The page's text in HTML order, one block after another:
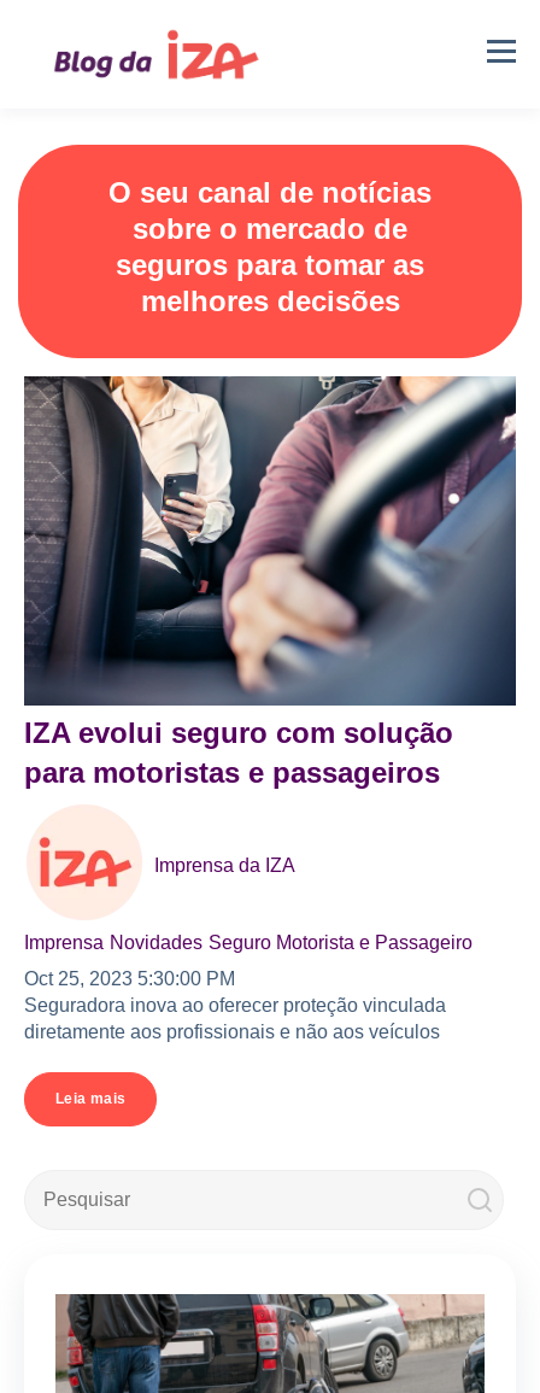
O seu canal de notícias
sobre o mercado de
seguros para tomar as
melhores decisões
IZA evolui seguro com solução
para motoristas e passageiros
Imprensa da IZA
Imprensa Novidades Seguro Motorista e Passageiro
Oct 25, 2023 5:30:00 PM
Seguradora inova ao oferecer proteção vinculada
diretamente aos profissionais e não aos veículos
Leia mais
Este é um campo de pesquisa com recurso de sugestão